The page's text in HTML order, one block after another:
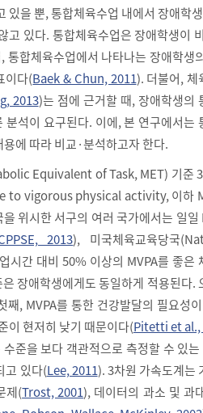
있을 뿐, 통합체육수업 내에서 장애학
고 있다. 통합체육수업은 장애학생이
합체육수업에서 나타나는 장애학생
이다(Baek & Chun, 2011). 더불어, 체
2013)는 점에 근거할 때, 장애학생의
석이 요구된다. 이에, 본 연구에서는
에 따라 비교·분석하고자 한다.
Equivalent of Task, MET) 기준
to vigorous physical activity, 이하
위시한 서구의 여러 국가에서는 일일
2013), 미국체육교육당국
간 대비 50% 이상의 MVPA를 좋은
장애학생에게도 동일하게 적용된다.
, MVPA를 통한 건강발달의 필요성
이 현저히 낮기 때문이다(Pitetti et al.,
준을 보다 객관적으로 측정할 수 있는
있다(Lee, 2011). 3차원 가속도계는
제(Trost, 2001), 데이터의 과소 및 과